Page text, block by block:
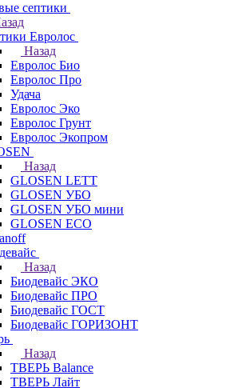
септики
Евролос
Назад
Евролос Био
Евролос Про
Удача
Евролос Эко
Евролос Грунт
Евролос Экопром
Назад
GLOSEN LETT
GLOSEN УБО
GLOSEN УБО мини
GLOSEN ECO
Назад
Биодевайс ЭКО
Биодевайс ПРО
Биодевайс ГОСТ
Биодевайс ГОРИЗОНТ
Назад
ТВЕРЬ Balance
ТВЕРЬ Лайт